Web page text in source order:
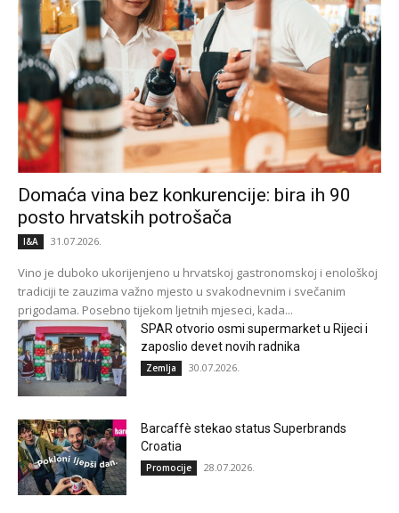
Domaća vina bez konkurencije: bira ih 90
posto hrvatskih potrošača
I&A 31.07.2026.
Vino je duboko ukorijenjeno u hrvatskoj gastronomskoj i enološkoj
tradiciji te zauzima važno mjesto u svakodnevnim i svečanim
prigodama. Posebno tijekom ljetnih mjeseci, kada...
SPAR otvorio osmi supermarket u Rijeci i
zaposlio devet novih radnika
Zemlja 30.07.2026.
Barcaffè stekao status Superbrands
Croatia
Promocije 28.07.2026.